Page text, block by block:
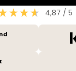
4,87 / 5